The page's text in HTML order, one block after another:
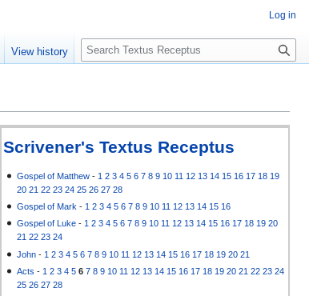
Scrivener's Textus Receptus
Gospel of Matthew - 1 2 3 4 5 6 7 8 9 10 11 12 13 14 15 16 17 18 19
20 21 22 23 24 25 26 27 28
Gospel of Mark - 1 2 3 4 5 6 7 8 9 10 11 12 13 14 15 16
Gospel of Luke -1 2 3 4 5 6 7 8 9 10 11 12 13 14 15 16 17 18 19 20
21 22 23 24
John - 1 2 3 4 5 6 7 8 9 10 11 12 13 14 15 16 17 18 19 20 21
Acts - 1 2 3 4 5 6 7 8 9 10 11 12 13 14 15 16 17 18 19 20 21 22 23 24
25 26 27 28
Log in
View history
S
e
c